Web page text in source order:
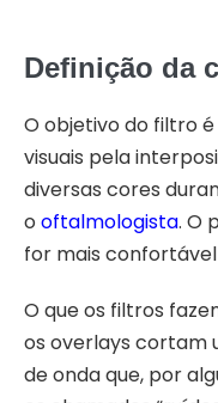
Definição da
O objetivo do filtro
visuais pela
diversas cores
o oftalmologista. O
for mais
O que os filtros
os overlays cortam
de onda que, por